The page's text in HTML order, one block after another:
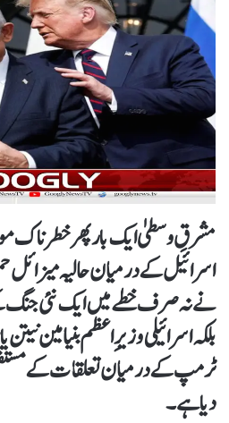
مشرقِ وسطیٰ ایک بار پھر خطرناک
اسرائیل کے درمیان حالیہ میزائل
نے نہ صرف خطے میں ایک نئی جنگ
بلکہ اسرائیلی وزیرِاعظم بنیامین
ٹرمپ کے درمیان تعلقات کے
دیا ہے۔